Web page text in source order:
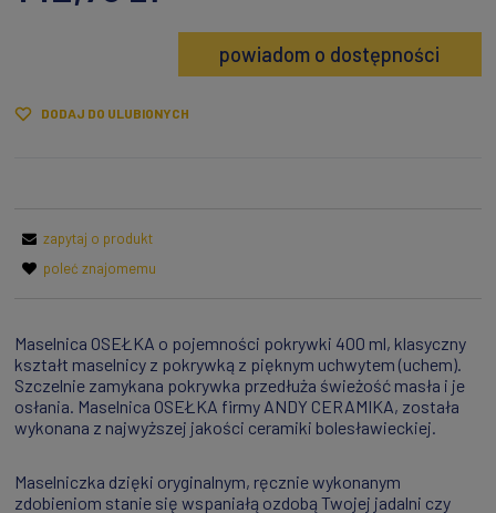
powiadom o dostępności
DODAJ DO ULUBIONYCH
zapytaj o produkt
poleć znajomemu
Maselnica OSEŁKA o pojemności pokrywki 400 ml, klasyczny
kształt maselnicy z pokrywką z pięknym uchwytem (uchem).
Szczelnie zamykana pokrywka przedłuża świeżość masła i je
osłania. Maselnica OSEŁKA firmy ANDY CERAMIKA, została
wykonana z najwyższej jakości ceramiki bolesławieckiej.
Maselniczka dzięki oryginalnym, ręcznie wykonanym
zdobieniom stanie się wspaniałą ozdobą Twojej jadalni czy